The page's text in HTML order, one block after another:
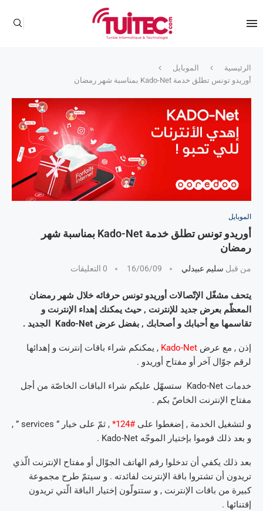
الرئيسية
الموبايل
أوريدو تونس تطلق خدمة Kado-Net بمناسبة شهر رمضان
الموبايل
أوريدو تونس تطلق خدمة Kado-Net بمناسبة شهر
رمضان
من قبل سليم عبيدلي 16/06/09 0 التعليقات
يتحف مشغّل الإتّصالات أوريدو تونس حرفائه خلال شهر رمضان
المعظّم بعرض جديد للإنترنت , حيث يمكنك إهداء الإنترنت و
تقاسمها مع أحبابك و أصحابك , بفضل عرض Kado-Net الجديد .
إذن , مع عرض Kado-Net , يمكنكم شراء باقات إنترنت و إهدائها
لرقم جوّال آخر أو مفتاح أوريدو .
خدمات Kado-Net ستسهّل عليكم شراء الباقات الخاصّة من أجل
مفتاح الإنترنت الخاصّ بكم .
و لتشغيل الخدمة , إضغطوا على #124* , ثمّ على خيار ” services
” ,
و بعد ذلك قوموا بإختيار الموجّه Kado-Net .
بعد ذلك يكفي أن تدخلوا رقم الهاتف الجوّال أو مفتاح الإنترنت الّذي
تريدون أن تشتروا باقة الإنترنت لفائدته . و سيتمّ طرح مجموعة
كبيرة من باقات الإنترنت , و ستتولّون إختيار الباقة الّتي تريدون
إقتنائها .